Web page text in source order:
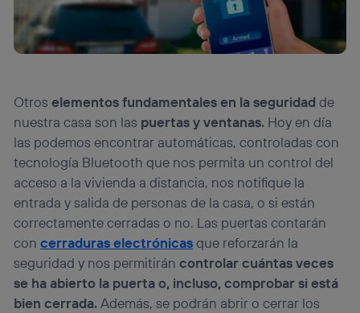
Otroselementos fundamentales en la seguridadde
nuestra casa son las puertas y ventanas. Hoy en día
las podemos encontrar automáticas, controladas con
tecnología Bluetooth que nos permita un control del
acceso a la vivienda a distancia, nos notifique la
entrada y salida de personas de la casa, o si están
correctamente cerradas o no. Las puertas contarán
concerraduras electrónicasque reforzarán la
seguridad y nos permitiráncontrolar cuántas veces
se ha abierto la puerta o, incluso, comprobar si está
bien cerrada.Además, se podrán abrir o cerrar los